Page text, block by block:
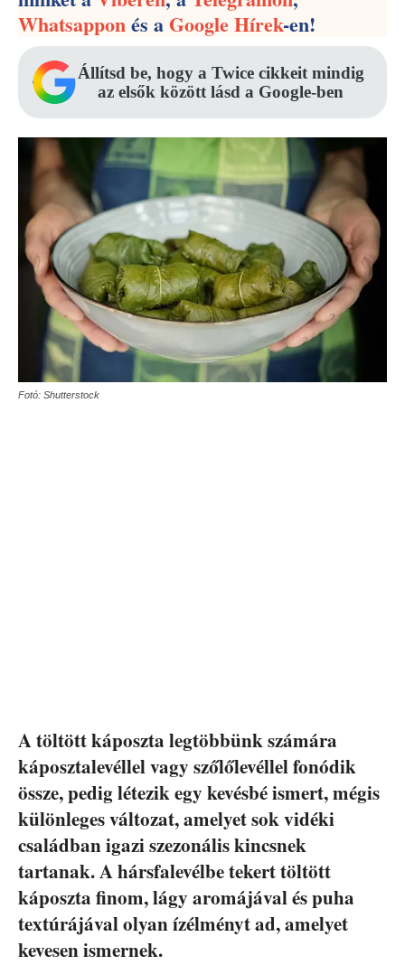
Whatsapponés aGoogle Hírek-en!
Állítsd be, hogy a Twice cikkeit mindig
az elsők között lásd a Google-ben
Fotó: Shutterstock
A töltött káposzta legtöbbünk számára
káposztalevéllel vagy szőlőlevéllel fonódik
össze, pedig létezik egy kevésbé ismert, mégis
különleges változat, amelyet sok vidéki
családban igazi szezonális kincsnek
tartanak. A hársfalevélbe tekert töltött
káposzta finom, lágy aromájával és puha
textúrájával olyan ízélményt ad, amelyet
kevesen ismernek.